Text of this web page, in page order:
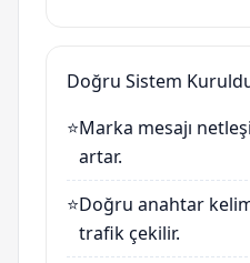
Doğru Sistem
⭐Marka mesajı
artar.
⭐Doğru anahtar
trafik çekilir.